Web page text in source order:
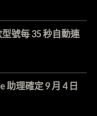
號每 35 秒自動連
助理確定 9 月 4 日